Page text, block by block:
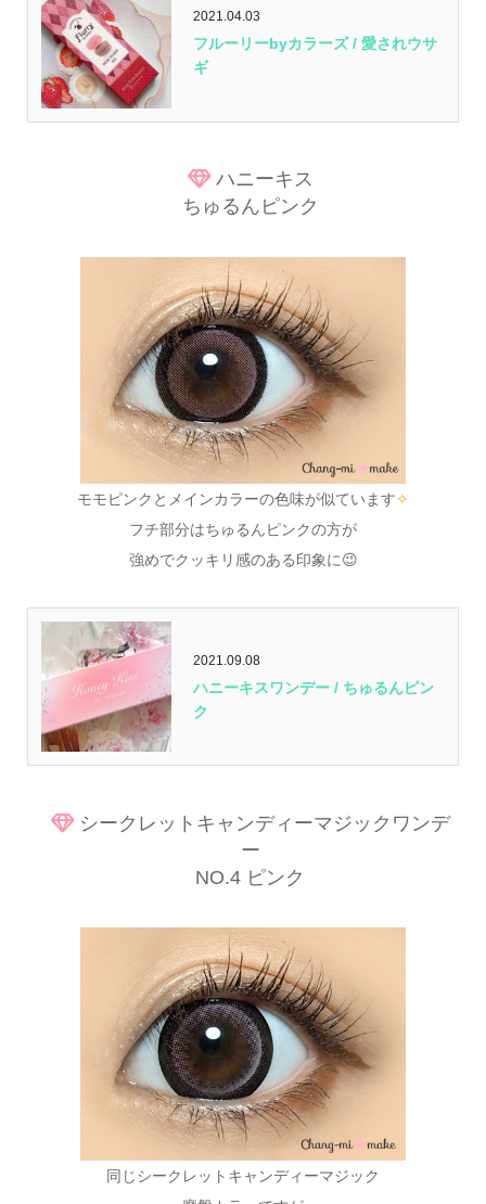
2021.04.03
フルーリーbyカラーズ / 愛されウサ
ギ
ハニーキス
ちゅるんピンク
モモピンクとメインカラーの色味が似ています✧
フチ部分はちゅるんピンクの方が
強めでクッキリ感のある印象に😉
2021.09.08
ハニーキスワンデー / ちゅるんピン
ク
シークレットキャンディーマジックワンデ
ー
NO.4 ピンク
同じシークレットキャンディーマジック